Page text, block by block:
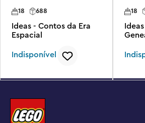
688
18
Ideas - Contos da Era
Espacial
Indisponível
18